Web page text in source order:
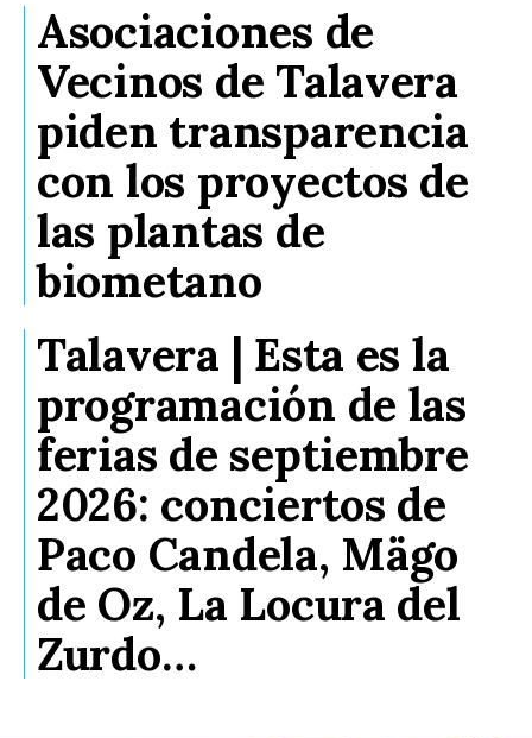
Asociaciones de
Vecinos de Talavera
piden transparencia
con los proyectos de
las plantas de
biometano
Talavera | Esta es la
programación de las
ferias de septiembre
2026: conciertos de
Paco Candela, Mägo
de Oz, La Locura del
Zurdo…